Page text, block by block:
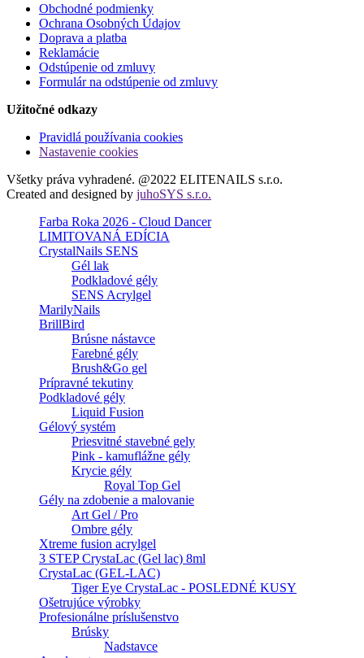
Obchodné podmienky
Ochrana Osobných Údajov
Doprava a platba
Reklamácie
Odstúpenie od zmluvy
Formulár na odstúpenie od zmluvy
Užitočné odkazy
Pravidlá používania cookies
Nastavenie cookies
Všetky práva vyhradené. @2022 ELITENAILS s.r.o.
Created and designed by juhoSYS s.r.o.
Farba Roka 2026 - Cloud Dancer
LIMITOVANÁ EDÍCIA
CrystalNails SENS
Gél lak
Podkladové gély
SENS Acrylgel
MarilyNails
BrillBird
Brúsne nástavce
Farebné gély
Brush&Go gel
Prípravné tekutiny
Podkladové gély
Liquid Fusion
Gélový systém
Priesvitné stavebné gely
Pink - kamuflážne gély
Krycie gély
Royal Top Gel
Gély na zdobenie a malovanie
Art Gel / Pro
Ombre gély
Xtreme fusion acrylgel
3 STEP CrystaLac (Gel lac) 8ml
CrystaLac (GEL-LAC)
Tiger Eye CrystaLac - POSLEDNÉ KUSY
Ošetrujúce výrobky
Profesionálne príslušenstvo
Brúsky
Nadstavce